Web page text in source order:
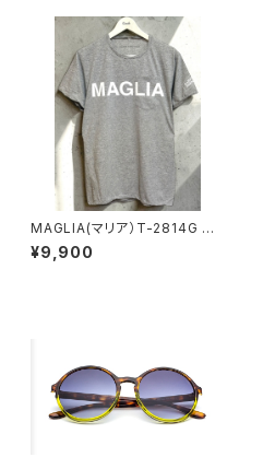
MAGLIA(マリア）T-2814G ユ
¥9,900